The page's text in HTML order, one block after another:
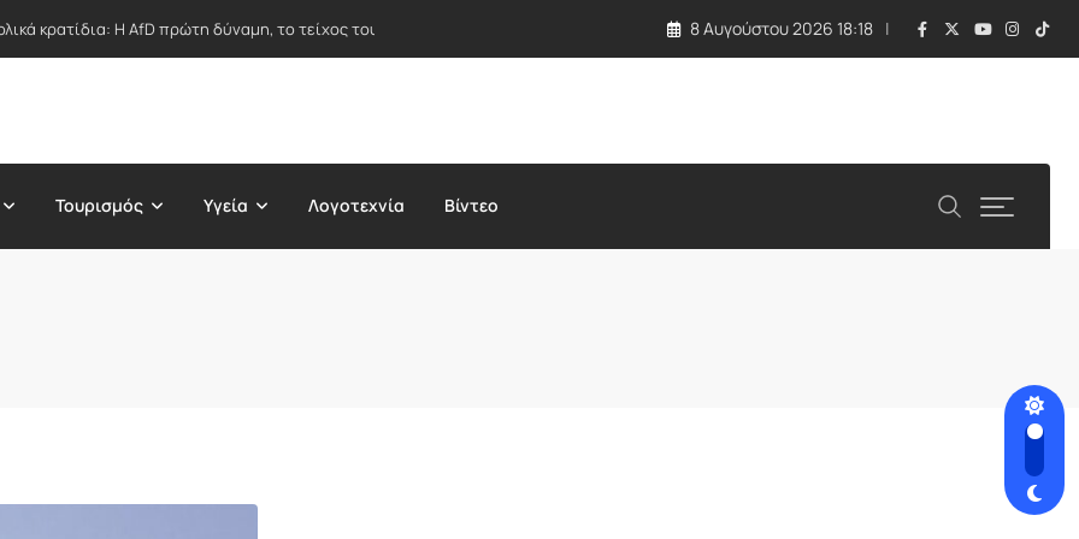
κρατίδια: Η AfD πρώτη δύναμη, το τείχος του CDU και η σκιά της Μόσχας 8 Αυγούστου 2026 18:18
Τουρισμός Υγεία Λογοτεχνία Βίντεο